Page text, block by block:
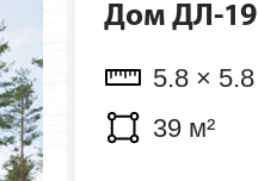
Дом ДЛ-19
5.8 × 5.8
39 м²